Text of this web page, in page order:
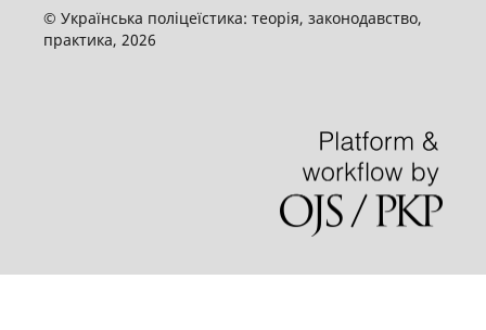
© Українська поліцеїстика: теорія, законодавство,
практика, 2026